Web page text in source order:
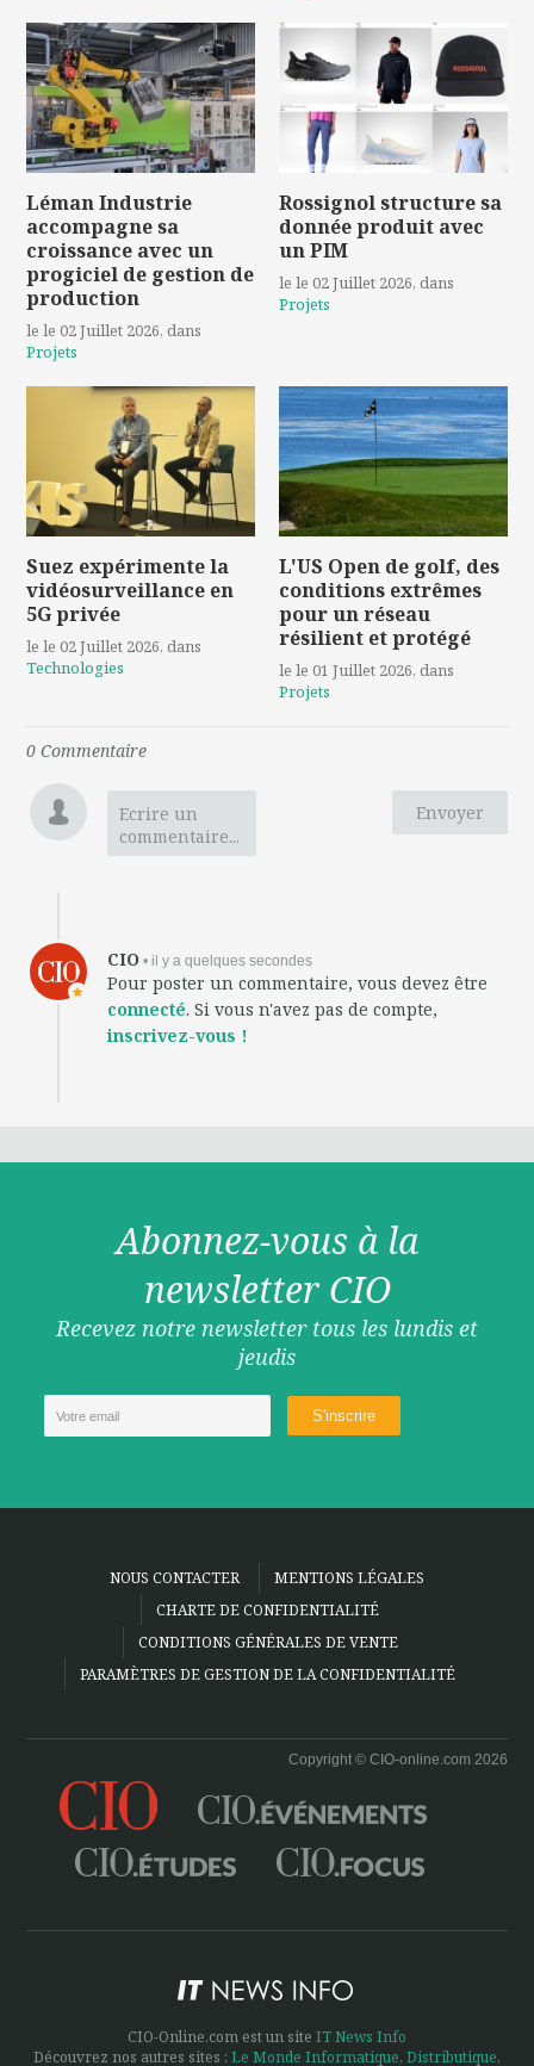
Léman Industrie
accompagne sa
croissance avec un
progiciel de gestion de
production
le le 02 Juillet 2026, dans
Projets
Rossignol structure sa
donnée produit avec
un PIM
le le 02 Juillet 2026, dans
Projets
Suez expérimente la
vidéosurveillance en
5G privée
le le 02 Juillet 2026, dans
Technologies
L'US Open de golf, des
conditions extrêmes
pour un réseau
résilient et protégé
le le 01 Juillet 2026, dans
Projets
0 Commentaire
Envoyer
Ecrire un
commentaire...
CIO • il y a quelques secondes
Pour poster un commentaire, vous devez être
connecté. Si vous n'avez pas de compte,
inscrivez-vous !
Abonnez-vous à la
newsletter CIO
Recevez notre newsletter tous les lundis et
jeudis
NOUS CONTACTER
MENTIONS LÉGALES
CHARTE DE CONFIDENTIALITÉ
CONDITIONS GÉNÉRALES DE VENTE
PARAMÈTRES DE GESTION DE LA CONFIDENTIALITÉ
Copyright © CIO-online.com 2026
CIO-Online.com est un site IT News Info
Découvrez nos autres sites : Le Monde Informatique, Distributique,